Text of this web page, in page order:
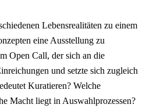
Lebensrealitäten zu einem
eine Ausstellung zu
Open Call, der sich an die
und setzte sich zugleich
Kuratieren? Welche
Macht liegt in Auswahlprozessen?